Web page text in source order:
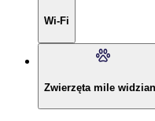
Wi-Fi
Zwierzęta mile